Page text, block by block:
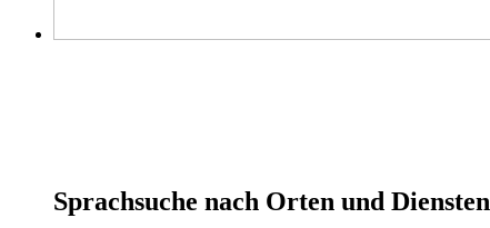
Sprachsuche nach Orten und Diensten